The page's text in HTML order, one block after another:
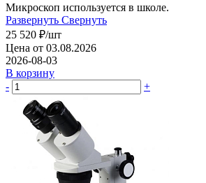
Микроскоп
Развернуть Свернуть
25 520 ₽/шт
Цена от 03.08.2026
2026-08-03
В корзину
-
+